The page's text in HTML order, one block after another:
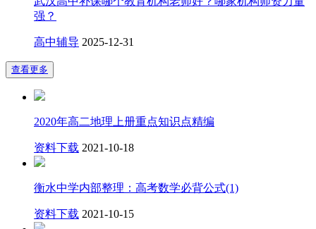
强？
高中辅导 2025-12-31
查看更多
2020年高二地理上册重点知识点精编
资料下载 2021-10-18
衡水中学内部整理：高考数学必背公式(1)
资料下载 2021-10-15